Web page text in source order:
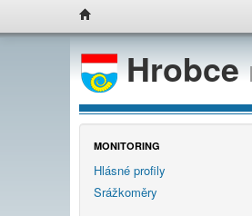
Hrobce
MONITORING
Hlásné profily
Srážkoměry